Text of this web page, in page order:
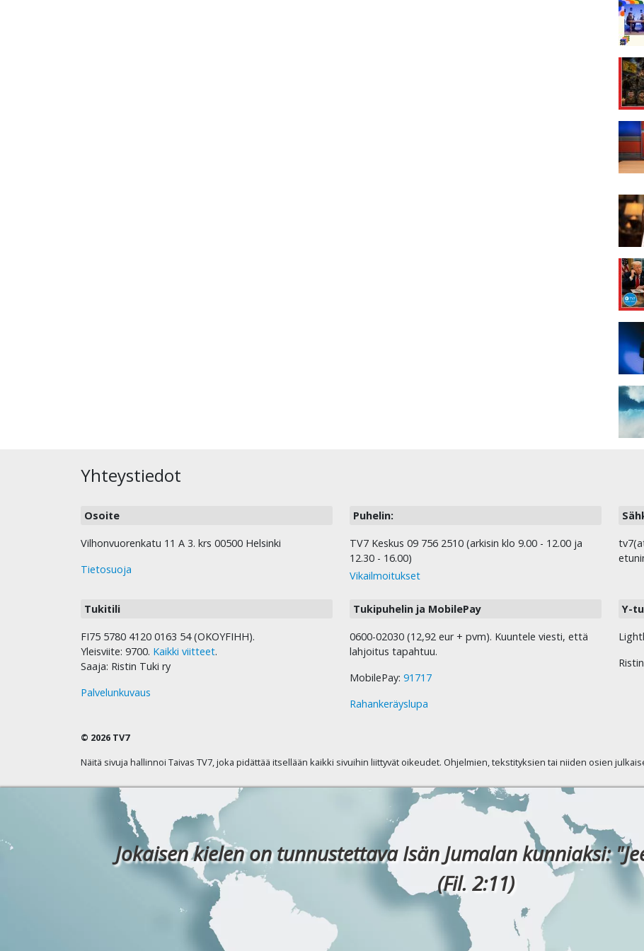
Yhteystiedot
Osoite
Vilhonvuorenkatu 11 A 3. krs 00500 Helsinki
Tietosuoja
Puhelin:
TV7 Keskus 09 756 2510 (arkisin klo 9.00 - 12.00 ja
12.30 - 16.00)
Vikailmoitukset
Tukitili
FI75 5780 4120 0163 54 (OKOYFIHH).
Yleisviite: 9700. Kaikki viitteet.
Saaja: Ristin Tuki ry
Palvelunkuvaus
Tukipuhelin ja MobilePay
0600-02030 (12,92 eur + pvm). Kuuntele viesti, että
lahjoitus tapahtuu.
MobilePay: 91717
Rahankeräyslupa
Y-
© 2026 TV7
Näitä sivuja hallinnoi Taivas TV7, joka pidättää itsellään kaikki sivuihin liittyvät oikeudet. Ohjelmien, tekstityksien tai niiden osien
Jokaisen kielen on tunnustettava Isän Jumalan kunniaksi:
(Fil. 2:11)